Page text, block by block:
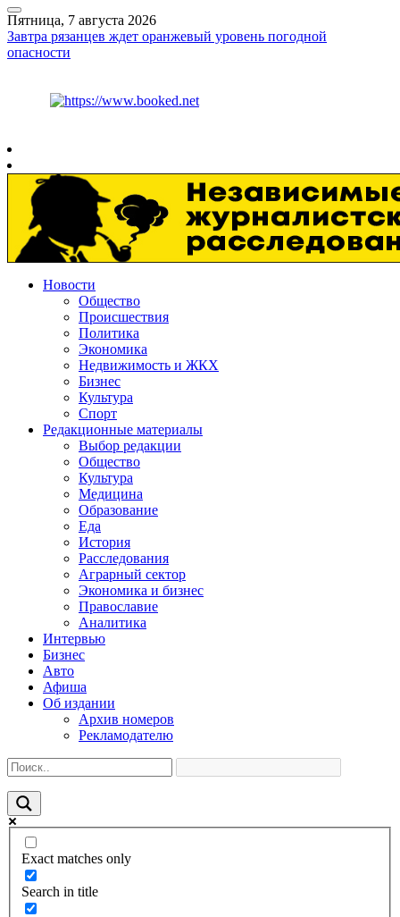
Пятница, 7 августа 2026
Завтра рязанцев ждет оранжевый уровень погодной
опасности
Новости
Общество
Происшествия
Политика
Экономика
Недвижимость и ЖКХ
Бизнес
Культура
Спорт
Редакционные материалы
Выбор редакции
Общество
Культура
Медицина
Образование
Еда
История
Расследования
Аграрный сектор
Экономика и бизнес
Православие
Аналитика
Интервью
Бизнес
Авто
Афиша
Об издании
Архив номеров
Рекламодателю
Exact matches only
Search in title